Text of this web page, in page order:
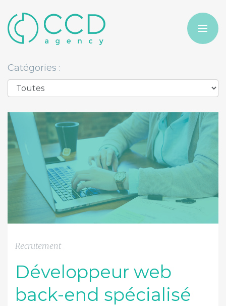
Catégories :
Recrutement
Développeur web
back-end spécialisé